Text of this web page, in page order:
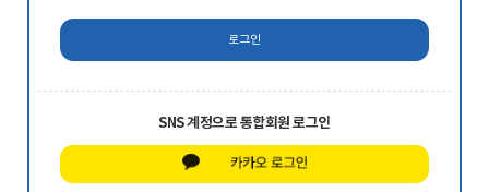
SNS 계정으로 통합회원 로그인